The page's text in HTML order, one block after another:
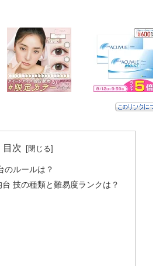
目次
のルールは？
技の種類と難易度ランクは？